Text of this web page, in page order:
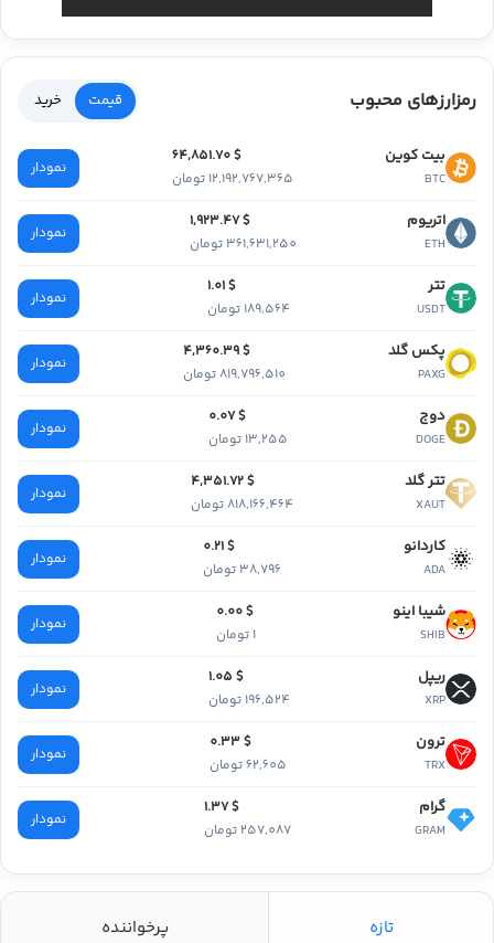
رمزارزهای محبوب قیمت خرید
بیت کوین
BTC
$ 64,851.70
12,192,767,365 تومان
نمودار
اتریوم
ETH
$ 1,923.47
361,631,250 تومان
نمودار
تتر
USDT
$ 1.01
189,564 تومان
نمودار
پکس گلد
PAXG
$ 4,360.39
819,796,510 تومان
نمودار
دوج
DOGE
$ 0.07
13,255 تومان
نمودار
تتر گلد
XAUT
$ 4,351.72
818,166,464 تومان
نمودار
کاردانو
ADA
$ 0.21
38,796 تومان
نمودار
شیبا اینو
SHIB
$ 0.00
1 تومان
نمودار
ریپل
XRP
$ 1.05
196,524 تومان
نمودار
ترون
TRX
$ 0.33
62,605 تومان
نمودار
گرام
GRAM
$ 1.37
257,087 تومان
نمودار
تازه پرخواننده